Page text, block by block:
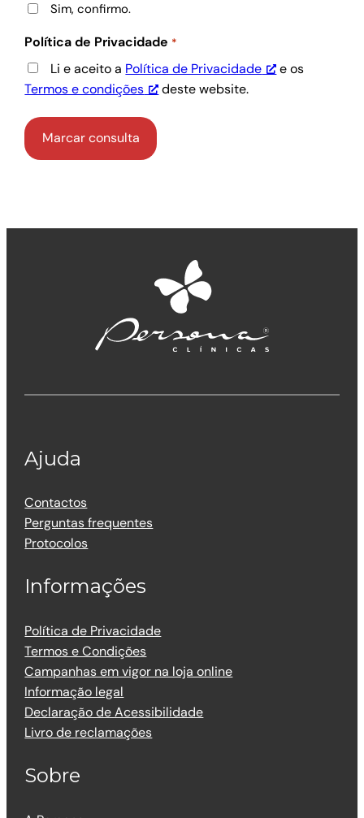
Sim, confirmo.
Política de Privacidade *
Li e aceito a Política de Privacidade
e os
Termos e condições
deste website.
Ajuda
Contactos
Perguntas frequentes
Protocolos
Informações
Política de Privacidade
Termos e Condições
Campanhas em vigor na loja online
Informação legal
Declaração de Acessibilidade
Livro de reclamações
Sobre